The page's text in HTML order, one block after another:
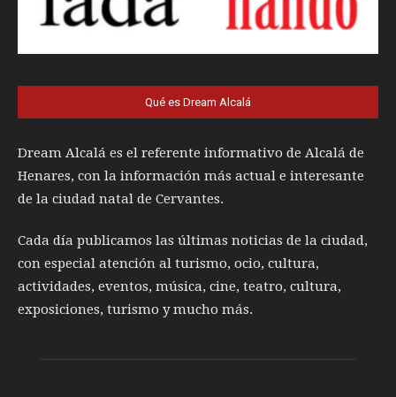
Qué es Dream Alcalá
Dream Alcalá es el referente informativo de Alcalá de
Henares, con la información más actual e interesante
de la ciudad natal de Cervantes.
Cada día publicamos las últimas noticias de la ciudad,
con especial atención al turismo, ocio, cultura,
actividades, eventos, música, cine, teatro, cultura,
exposiciones, turismo y mucho más.